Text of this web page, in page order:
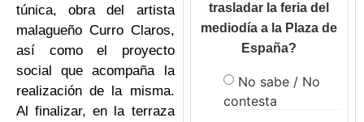
túnica, obra del artista
malagueño Curro Claros,
así como el proyecto
social que acompaña la
realización de la misma.
Al finalizar, en la terraza
trasladar la feria del
mediodía a la Plaza de
España?
No sabe / No
contesta